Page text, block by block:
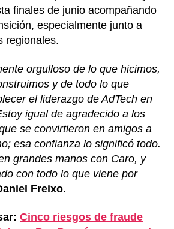
finales de junio acompañando
especialmente junto a
regionales.
orgulloso de lo que hicimos,
y de todo lo que
el liderazgo de AdTech en
igual de agradecido a los
se convirtieron en amigos a
esa confianza lo significó todo.
grandes manos con Caro, y
con todo lo que viene por
Freixo.
Cinco riesgos de fraude